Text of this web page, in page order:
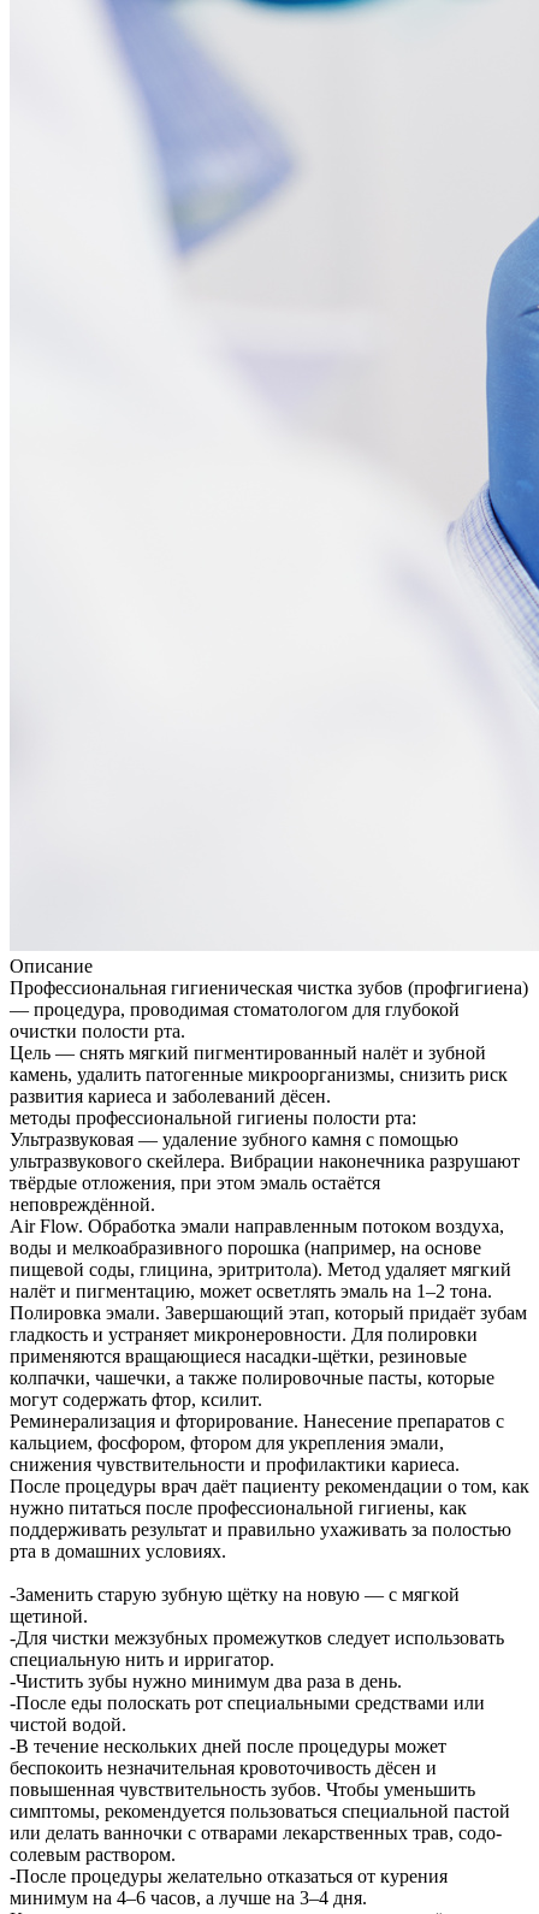
Описание
Профессиональная гигиеническая чистка зубов (профгигиена)
— процедура, проводимая стоматологом для глубокой
очистки полости рта.
Цель — снять мягкий пигментированный налёт и зубной
камень, удалить патогенные микроорганизмы, снизить риск
развития кариеса и заболеваний дёсен.
методы профессиональной гигиены полости рта:
Ультразвуковая — удаление зубного камня с помощью
ультразвукового скейлера. Вибрации наконечника разрушают
твёрдые отложения, при этом эмаль остаётся
неповреждённой.
Air Flow. Обработка эмали направленным потоком воздуха,
воды и мелкоабразивного порошка (например, на основе
пищевой соды, глицина, эритритола). Метод удаляет мягкий
налёт и пигментацию, может осветлять эмаль на 1–2 тона.
Полировка эмали. Завершающий этап, который придаёт зубам
гладкость и устраняет микронеровности. Для полировки
применяются вращающиеся насадки-щётки, резиновые
колпачки, чашечки, а также полировочные пасты, которые
могут содержать фтор, ксилит.
Реминерализация и фторирование. Нанесение препаратов с
кальцием, фосфором, фтором для укрепления эмали,
снижения чувствительности и профилактики кариеса.
После процедуры врач даёт пациенту рекомендации о том, как
нужно питаться после профессиональной гигиены, как
поддерживать результат и правильно ухаживать за полостью
рта в домашних условиях.
-Заменить старую зубную щётку на новую — с мягкой
щетиной.
-Для чистки межзубных промежутков следует использовать
специальную нить и ирригатор.
-Чистить зубы нужно минимум два раза в день.
-После еды полоскать рот специальными средствами или
чистой водой.
-В течение нескольких дней после процедуры может
беспокоить незначительная кровоточивость дёсен и
повышенная чувствительность зубов. Чтобы уменьшить
симптомы, рекомендуется пользоваться специальной пастой
или делать ванночки с отварами лекарственных трав, содо-
солевым раствором.
-После процедуры желательно отказаться от курения
минимум на 4–6 часов, а лучше на 3–4 дня.